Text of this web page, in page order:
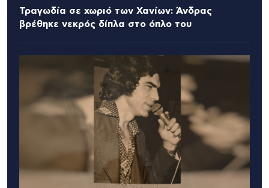
Τραγωδία σε χωριό των Χανίων: Άνδρας
βρέθηκε νεκρός δίπλα στο όπλο του